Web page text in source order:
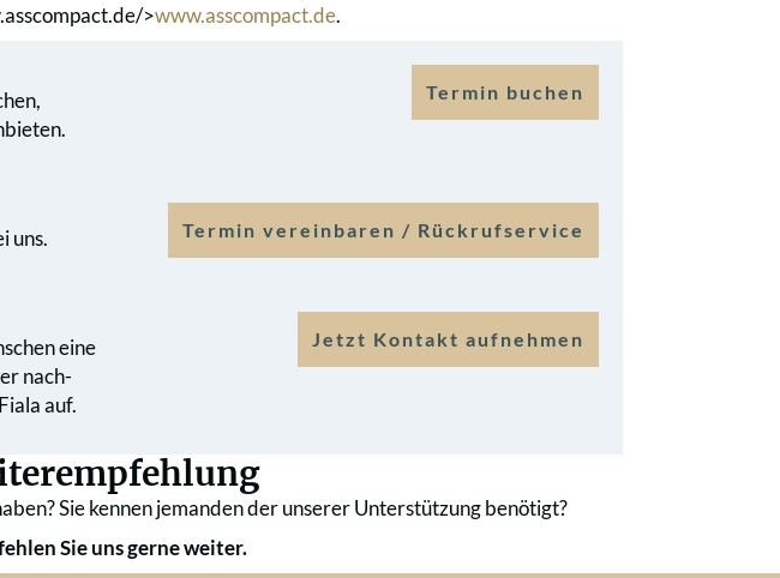
>www.asscompact.de.
Termin buchen
uns. Termin vereinbaren / Rückrufservice
eine
nach­
auf.
Jetzt Kontakt aufnehmen
Sie kennen jemanden der unserer Unterstützung benötigt?
Sie uns gerne weiter.